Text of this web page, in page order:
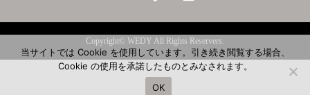
Copyright© WEDY All Rights Reservers.
当サイトでは Cookie を使用しています。引き続き閲覧する場合、
Cookie の使用を承諾したものとみなされます。
OK